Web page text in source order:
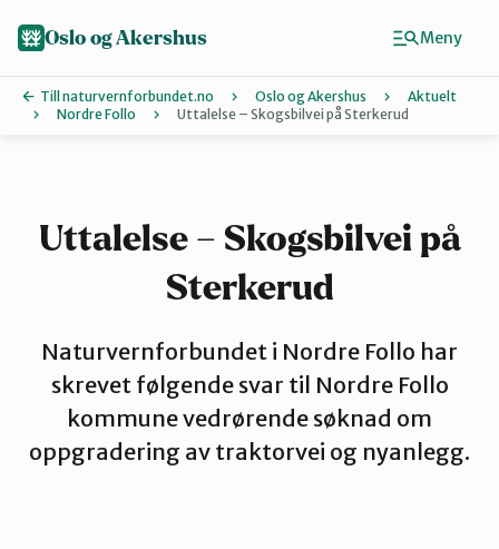
Aurskog-Høland
Bærum
Oslo og Akershus
Till naturvernforbundet.no Oslo og Akershus
Aktuelt
Nordre Follo
Uttalelse – Skogsbilvei på Sterkerud
Uttalelse – Skogsbilvei på
Sterkerud
Naturvernforbundet i Nordre Follo har
skrevet følgende svar til Nordre Follo
kommune vedrørende søknad om
oppgradering av traktorvei og nyanlegg.